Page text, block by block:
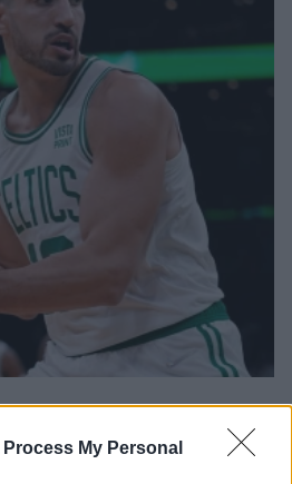
Process My Personal
κόσμο ο Καντέρ: Ο Τούρκος
δηλώνει ότι πληροί τα
και δηλώνει υποψήφιος